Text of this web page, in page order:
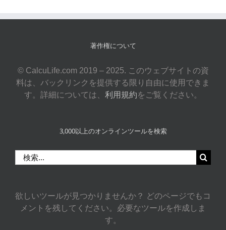
著作権について
© CalcuLife.com 2019 – 2025. このウェブサイトの資
料は、バックリンクを提供する限り自由に使用できま
す。詳細については、 利用規約をご覧ください。
3,000以上のオンラインツールを検索
索
欲しいツールが見つかりませんか？ どのページでもコ
メントを残してください。必要なツールを作成しま
す。